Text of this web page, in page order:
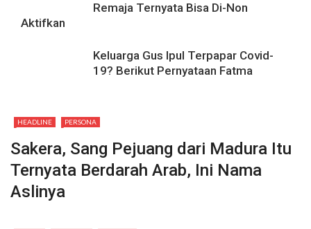
Remaja Ternyata Bisa Di-Non
Aktifkan
Keluarga Gus Ipul Terpapar Covid-
19? Berikut Pernyataan Fatma
HEADLINE PERSONA
Sakera, Sang Pejuang dari Madura Itu
Ternyata Berdarah Arab, Ini Nama
Aslinya